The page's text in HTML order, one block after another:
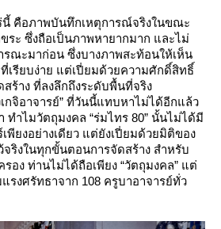
คือภาพบันทึกเหตุการณ์จริงในขณะ
ขระ ซึ่งถือเป็นภาพหายากมาก และไม่
รณะมาก่อน ซึ่งบางภาพสะท้อนให้เห็น
เรียบง่าย แต่เปี่ยมด้วยความศักดิ์สิทธิ์
ร้าง ที่ลงลึกถึงระดับพื้นที่จริง
กจิอาจารย์” ที่วันนี้แทบหาไม่ได้อีกแล้ว
ทำไมวัตถุมงคล “ร่มไทร 80” นั้นไม่ได้มี
พียงอย่างเดียว แต่ยังเปี่ยมด้วยมิติของ
ริงในทุกขั้นตอนการจัดสร้าง สำหรับ
อง ท่านไม่ได้ถือเพียง “วัตถุมงคล” แต่
รงศรัทธาจาก 108 ครูบาอาจารย์ทั่ว